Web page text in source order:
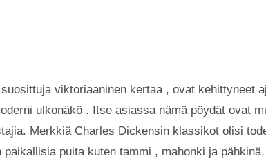
viktoriaaninen kertaa , ovat kehittyneet
ulkonäkö . Itse asiassa nämä pöydät ovat
Merkkiä Charles Dickensin klassikot olisi
paikallisia puita kuten tammi , mahonki ja